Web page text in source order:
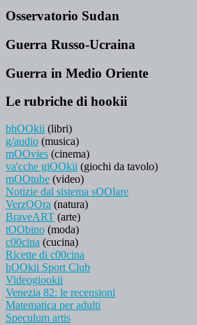
Osservatorio Sudan
Guerra Russo-Ucraina
Guerra in Medio Oriente
Le rubriche di hookii
bhOOkii (libri)
g/audio (musica)
mOOvies (cinema)
va'cche giOOkii (giochi da tavolo)
mOOtube (video)
Notizie dal sistema sOOlare
VerzOOra (natura)
BraveART (arte)
tOObino (moda)
c00cina (cucina)
Ricette di c00cina
hOOkii Sport Club
Videogiookii
Venezia 82: le recensioni
Matematica per adulti
Speculum artis